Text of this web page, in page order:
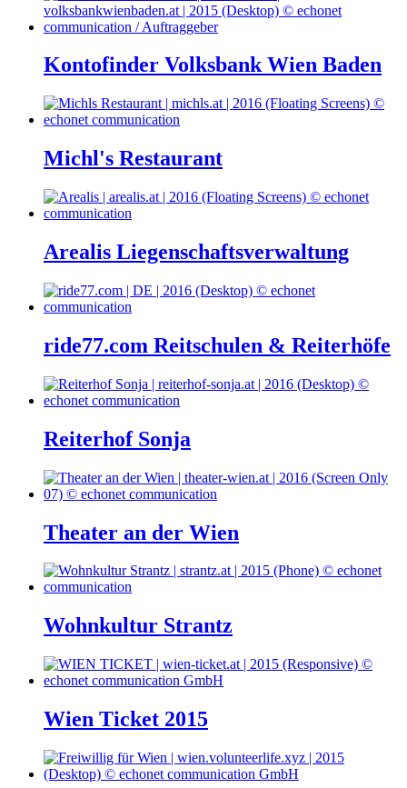
Kontofinder Volksbank Wien Baden
Michl's Restaurant
Arealis Liegenschaftsverwaltung
ride77.com Reitschulen & Reiterhöfe
Reiterhof Sonja
Theater an der Wien
Wohnkultur Strantz
Wien Ticket 2015